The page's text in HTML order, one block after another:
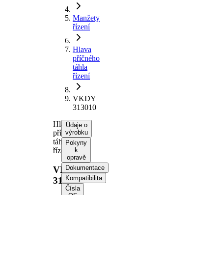
Manžety
řízení
Hlava
příčného
táhla
řízení
VKDY
313010
Hlava
příčného
táhla
řízení
VKDY
313010
Údaje o
výrobku
Pokyny
k
opravě
Dokumentace
Kompatibilita
Čísla
OE